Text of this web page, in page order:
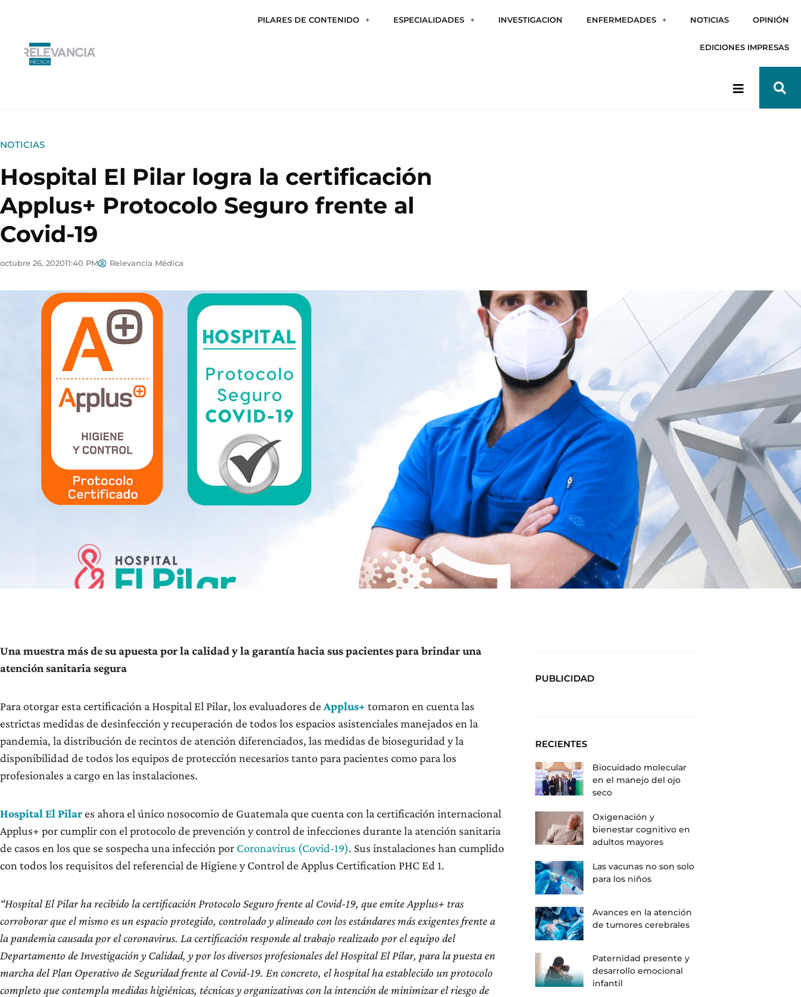
contenido
PILARES DE CONTENIDO ESPECIALIDADES INVESTIGACION ENFERMEDADES NOTICIAS OPINIÓN
EDICIONES IMPRESAS
NOTICIAS
Hospital El Pilar logra la certificación
Applus+ Protocolo Seguro frente al
Covid-19
octubre 26, 202011:40 PM Relevancia Médica
Una muestra más de su apuesta por la calidad y la garantía hacia sus pacientes para brindar una
atención sanitaria segura
Para otorgar esta certificación a Hospital El Pilar, los evaluadores de Applus+ tomaron en cuenta las
estrictas medidas de desinfección y recuperación de todos los espacios asistenciales manejados en la
pandemia, la distribución de recintos de atención diferenciados, las medidas de bioseguridad y la
disponibilidad de todos los equipos de protección necesarios tanto para pacientes como para los
profesionales a cargo en las instalaciones.
Hospital El Pilares ahora el único nosocomio de Guatemala que cuenta con la certificación internacional
Applus+ por cumplir con el protocolo de prevención y control de infecciones durante la atención sanitaria
de casos en los que se sospecha una infección por Coronavirus (Covid-19). Sus instalaciones han cumplido
con todos los requisitos del referencial de Higiene y Control de Applus Certification PHC Ed 1.
“Hospital El Pilar ha recibido la certificación Protocolo Seguro frente al Covid-19, que emite Applus+ tras
corroborar que el mismo es un espacio protegido, controlado y alineado con los estándares más exigentes frente a
la pandemia causada por el coronavirus. La certificación responde al trabajo realizado por el equipo del
Departamento de Investigación y Calidad, y por los diversos profesionales del Hospital El Pilar, para la puesta en
marcha del Plan Operativo de Seguridad frente al Covid-19. En concreto, el hospital ha establecido un protocolo
completo que contempla medidas higiénicas, técnicas y organizativas con la intención de minimizar el riesgo de
PUBLICIDAD
RECIENTES
Biocuidado molecular
en el manejo del ojo
seco
Oxigenación y
bienestar cognitivo en
adultos mayores
Las vacunas no son solo
para los niños
Avances en la atención
de tumores cerebrales
Paternidad presente y
desarrollo emocional
infantil